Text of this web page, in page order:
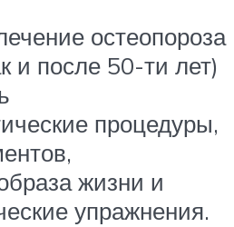
остеопороза
и после 50-ти лет)
процедуры,
жизни и
упражнения.